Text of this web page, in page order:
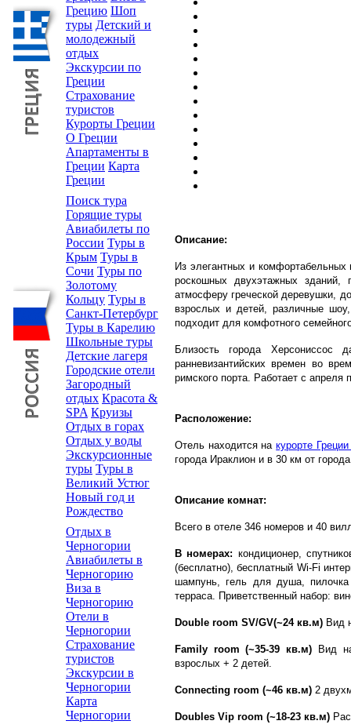
Грецию Шоп
туры Детский и
молодежный
отдых
Экскурсии по
Греции
Страхование
туристов
Курорты Греции
О Греции
Апартаменты в
Греции Карта
Греции
Поиск тура
Горящие туры
Авиабилеты по
России Туры в
Крым Туры в
Сочи Туры по
Золотому
Кольцу Туры в
Санкт-Петербург
Туры в Карелию
Школьные туры
Детские лагеря
Городские отели
Загородный
отдых Красота &
SPA Круизы
Отдых в горах
Отдых у воды
Экскурсионные
туры Туры в
Великий Устюг
Новый год и
Рождество
Отдых в
Черногории
Авиабилеты в
Черногорию
Виза в
Черногорию
Отели в
Черногории
Страхование
туристов
Экскурсии в
Черногории
Карта
Черногории
Описание:
Из элегантных и
роскошных двухэтажных зданий,
атмосферу греческой деревушки,
взрослых и детей, различные
подходит для комфотного
Близость города Херсониссос
ранневизантийских времен во
римского порта. Работает с апреля
Расположение:
Отель находится накурорте
города Ираклион и в 30 км от
Описание комнат:
Всего в отеле 346 номеров и 40
В номерах: кондиционер,
(бесплатно), бесплатный Wi-Fi
шампунь, гель для душа,
терраса. Приветственный набор:
Double room SV/GV(~24 кв.м) Вид
Family room (~35-39 кв.м) Вид
взрослых + 2 детей.
Сonnecting room (~46 кв.м) 2
Doubles Vip room (~18-23 кв.м)